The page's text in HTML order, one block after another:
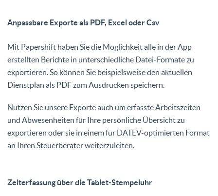
Anpassbare Exporte als PDF, Excel oder Csv
Mit Papershift haben Sie die Möglichkeit alle in der App
erstellten Berichte in unterschiedliche Datei-Formate zu
exportieren. So können Sie beispielsweise den aktuellen
Dienstplan als PDF zum Ausdrucken speichern.
Nutzen Sie unsere Exporte auch um erfasste Arbeitszeiten
und Abwesenheiten für Ihre persönliche Übersicht zu
exportieren oder sie in einem für DATEV-optimierten Format
an Ihren Steuerberater weiterzuleiten.
Zeiterfassung über die Tablet-Stempeluhr